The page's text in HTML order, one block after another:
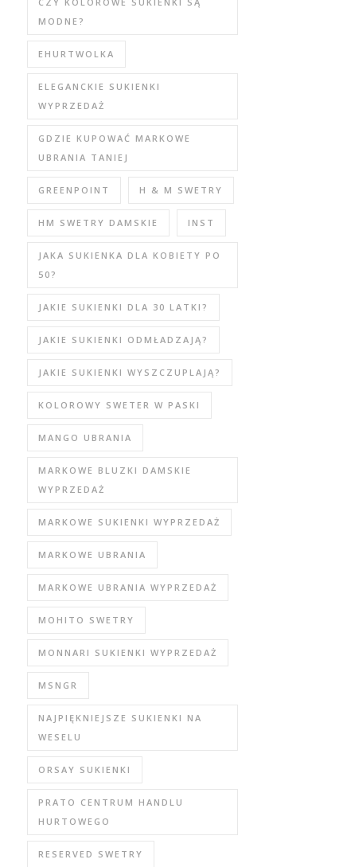
MODNE?
EHURTWOLKA
ELEGANCKIE SUKIENKI
WYPRZEDAŻ
GDZIE KUPOWAĆ MARKOWE
UBRANIA TANIEJ
GREENPOINT H & M SWETRY
HM SWETRY DAMSKIE INST
JAKA SUKIENKA DLA KOBIETY PO
50?
JAKIE SUKIENKI DLA 30 LATKI?
JAKIE SUKIENKI ODMŁADZAJĄ?
JAKIE SUKIENKI WYSZCZUPLAJĄ?
KOLOROWY SWETER W PASKI
MANGO UBRANIA
MARKOWE BLUZKI DAMSKIE
WYPRZEDAŻ
MARKOWE SUKIENKI WYPRZEDAŻ
MARKOWE UBRANIA
MARKOWE UBRANIA WYPRZEDAŻ
MOHITO SWETRY
MONNARI SUKIENKI WYPRZEDAŻ
MSNGR
NAJPIĘKNIEJSZE SUKIENKI NA
WESELU
ORSAY SUKIENKI
PRATO CENTRUM HANDLU
HURTOWEGO
RESERVED SWETRY